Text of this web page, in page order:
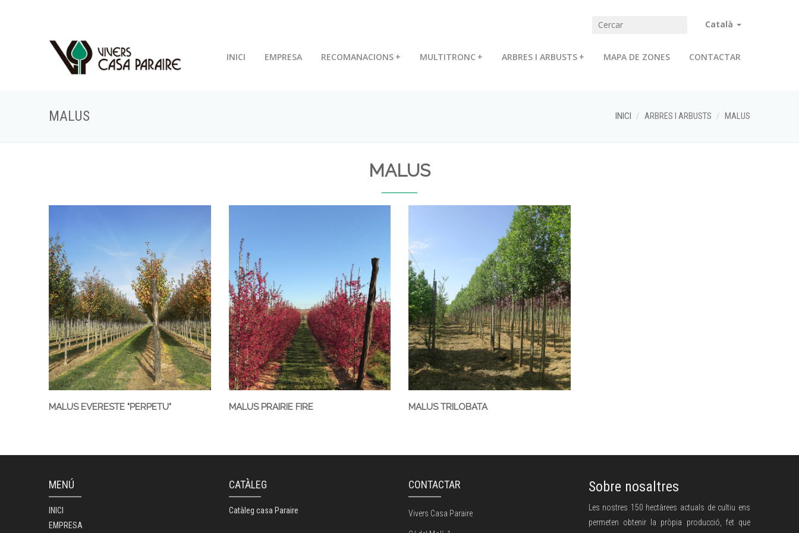
Català
INICI EMPRESA RECOMANACIONS + MULTITRONC + ARBRES I ARBUSTS + MAPA DE ZONES CONTACTAR
MALUS INICI ARBRES I ARBUSTS MALUS
MALUS
MALUS EVERESTE "PERPETU" MALUS PRAIRIE FIRE MALUS TRILOBATA
MENÚ
INICI
EMPRESA
CATÀLEG
Catàleg casa Paraire
CONTACTAR
Vivers Casa Paraire
Sobre nosaltres
Les nostres 150 hectàrees actuals de cultiu ens
permeten obtenir la pròpia producció, fet que